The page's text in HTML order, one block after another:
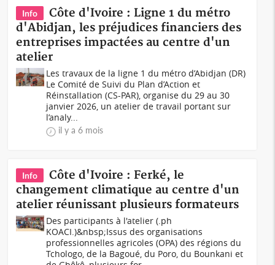
Info
Côte d'Ivoire : Ligne 1 du métro
d'Abidjan, les préjudices financiers des
entreprises impactées au centre d'un
atelier
Les travaux de la ligne 1 du métro d’Abidjan (DR)
Le Comité de Suivi du Plan d’Action et
Réinstallation (CS-PAR), organise du 29 au 30
janvier 2026, un atelier de travail portant sur
l’analy...
il y a 6 mois
Info
Côte d'Ivoire : Ferké, le
changement climatique au centre d'un
atelier réunissant plusieurs formateurs
Des participants à l'atelier (.ph
KOACI.)&nbsp;Issus des organisations
professionnelles agricoles (OPA) des régions du
Tchologo, de la Bagoué, du Poro, du Bounkani et